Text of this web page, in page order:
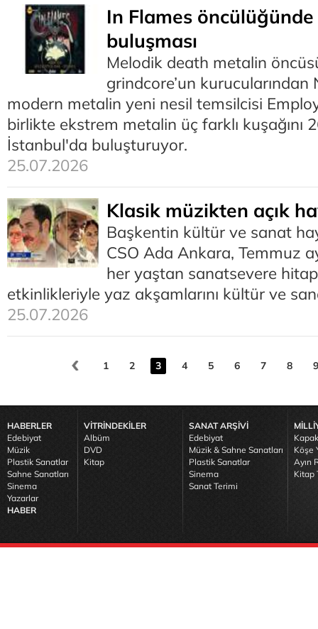
In Flames
buluşması
Melodik death metalin
grindcore’un
modern metalin yeni nesil temsilcisi
birlikte ekstrem metalin üç farklı kuşağını
İstanbul'da buluşturuyor.
25.07.2026
Klasik müzikten açık
Başkentin kültür ve sanat
CSO Ada Ankara, Temmuz
her yaştan sanatsevere
etkinlikleriyle yaz akşamlarını kültür ve
25.07.2026
1 2 3 4 5 6 7 8 9
HABERLER
Edebiyat
Müzik
Plastik Sanatlar
Sahne Sanatları
Sinema
Yazarlar
HABER
VİTRİNDEKİLER
Albüm
DVD
Kitap
SANAT ARŞİVİ
Edebiyat
Müzik & Sahne Sanatları
Plastik Sanatlar
Sinema
Sanat Terimi
Köşe
Ayın
Kitap